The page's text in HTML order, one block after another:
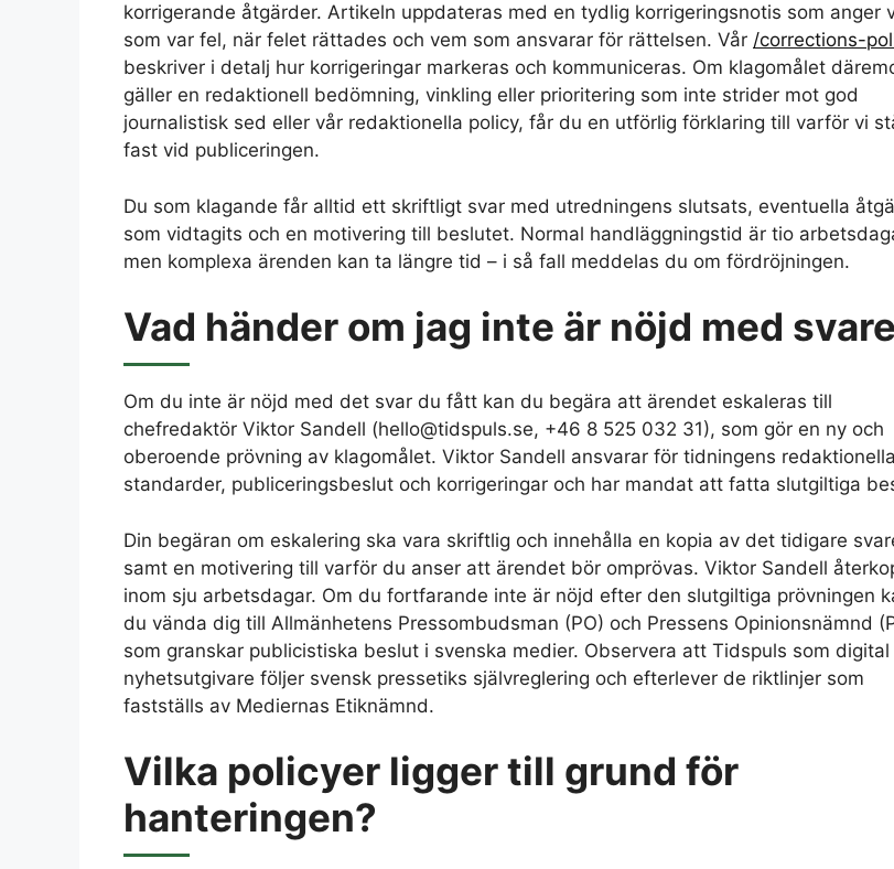
korrigerande åtgärder. Artikeln uppdateras med en tydlig korrigeringsnotis som anger
som var fel, när felet rättades och vem som ansvarar för rättelsen. Vår /corrections-
beskriver i detalj hur korrigeringar markeras och kommuniceras. Om klagomålet
gäller en redaktionell bedömning, vinkling eller prioritering som inte strider mot god
journalistisk sed eller vår redaktionella policy, får du en utförlig förklaring till varför vi
fast vid publiceringen.
Du som klagande får alltid ett skriftligt svar med utredningens slutsats, eventuella
som vidtagits och en motivering till beslutet. Normal handläggningstid är tio
men komplexa ärenden kan ta längre tid – i så fall meddelas du om fördröjningen.
Vad händer om jag inte är nöjd med
Om du inte är nöjd med det svar du fått kan du begära att ärendet eskaleras till
chefredaktör Viktor Sandell (hello@tidspuls.se, +46 8 525 032 31), som gör en ny och
oberoende prövning av klagomålet. Viktor Sandell ansvarar för tidningens redaktionella
standarder, publiceringsbeslut och korrigeringar och har mandat att fatta slutgiltiga
Din begäran om eskalering ska vara skriftlig och innehålla en kopia av det tidigare
samt en motivering till varför du anser att ärendet bör omprövas. Viktor Sandell
inom sju arbetsdagar. Om du fortfarande inte är nöjd efter den slutgiltiga prövningen
du vända dig till Allmänhetens Pressombudsman (PO) och Pressens Opinionsnämnd
som granskar publicistiska beslut i svenska medier. Observera att Tidspuls som digital
nyhetsutgivare följer svensk pressetiks självreglering och efterlever de riktlinjer som
fastställs av Mediernas Etiknämnd.
Vilka policyer ligger till grund för
hanteringen?